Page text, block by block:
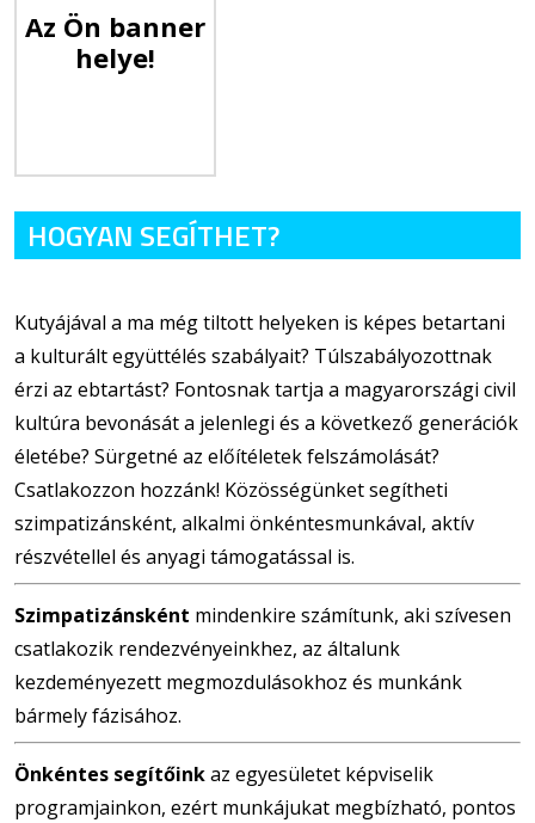
Az Ön banner
helye!
HOGYAN SEGÍTHET?
Kutyájával a ma még tiltott helyeken is képes betartani
a kulturált együttélés szabályait? Túlszabályozottnak
érzi az ebtartást? Fontosnak tartja a magyarországi civil
kultúra bevonását a jelenlegi és a következő generációk
életébe? Sürgetné az előítéletek felszámolását?
Csatlakozzon hozzánk! Közösségünket segítheti
szimpatizánsként, alkalmi önkéntesmunkával, aktív
részvétellel és anyagi támogatással is.
Szimpatizánsként mindenkire számítunk, aki szívesen
csatlakozik rendezvényeinkhez, az általunk
kezdeményezett megmozdulásokhoz és munkánk
bármely fázisához.
Önkéntes segítőinkaz egyesületet képviselik
programjainkon, ezért munkájukat megbízható, pontos